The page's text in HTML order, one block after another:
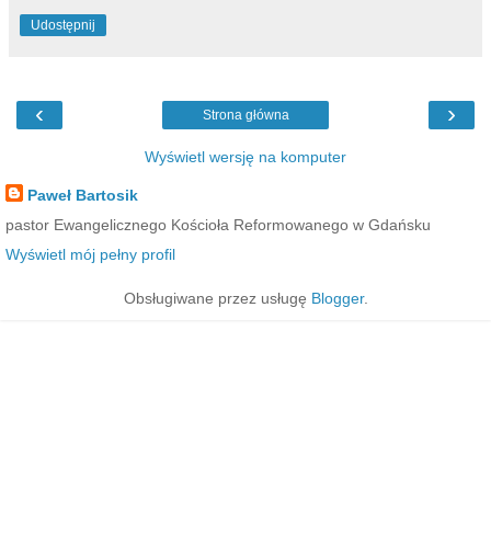
Udostępnij
‹ ›
Strona główna
Wyświetl wersję na komputer
Paweł Bartosik
pastor Ewangelicznego Kościoła Reformowanego w Gdańsku
Wyświetl mój pełny profil
Obsługiwane przez usługę Blogger.